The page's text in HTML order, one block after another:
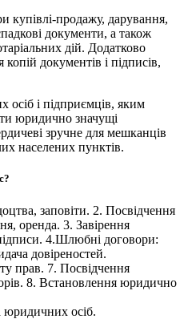
купівлі-продажу, дарування,
документи, а також
дій. Додатково
документів і підписів,
осіб і підприємців, яким
юридично значущі
зручне для мешканців
населених пунктів.
заповіти. 2. Посвідчення
оренда. 3. Завірення
4.Шлюбні договори:
довіреностей.
прав. 7. Посвідчення
8. Встановлення юридично
юридичних осіб.